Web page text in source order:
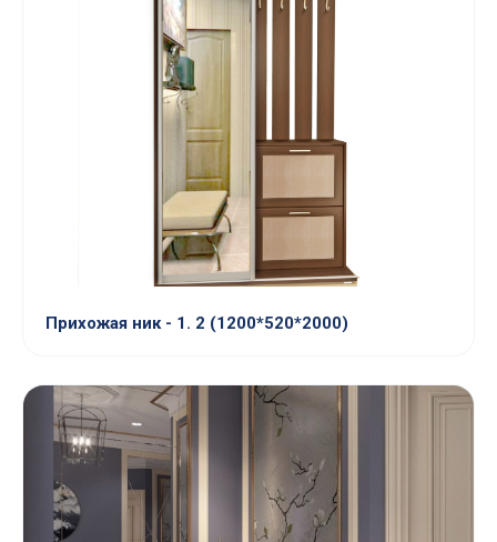
Прихожая ник - 1. 2 (1200*520*2000)